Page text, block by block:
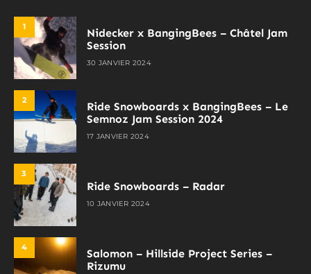
1
Nidecker x BangingBees – Châtel Jam
Session
30 JANVIER 2024
2
Ride Snowboards x BangingBees – Le
Semnoz Jam Session 2024
17 JANVIER 2024
3
Ride Snowboards – Radar
10 JANVIER 2024
4
Salomon – Hillside Project Series –
Rizumu